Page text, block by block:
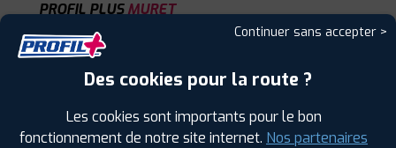
PROFIL PLUSMURET
31600 MURET
0561514834
HORAIRES | +D'INFOS
2
Continuer sans accepter >
Des cookies pour la route ?
Les cookies sont importants pour le bon
fonctionnement de notre site internet. Nos partenaires